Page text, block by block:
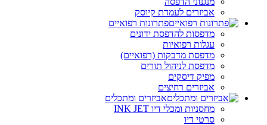
אביזרים לעמדת קיוסק
פתרונות רפואיים
מדפסות להדפסת ידונים
עגלות רפואיות
מדפסת מדבקות (רפואיים)
מדפסת לניהול תורים
מפיק דיסקים
אביזרים רחיצים
אביזרים ומתכלים
מחסניות ומכלי דיו INK JET
סרטי דיו